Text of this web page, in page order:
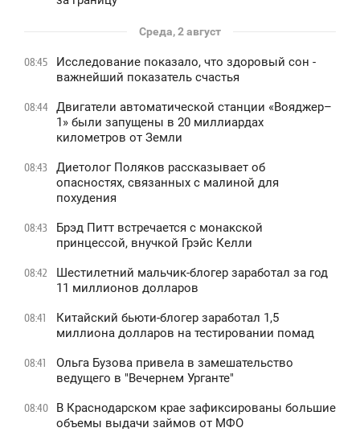
Среда, 2 август
08:45
Исследование показало, что здоровый сон -
важнейший показатель счастья
08:44
Двигатели автоматической станции «Вояджер–
1» были запущены в 20 миллиардах
километров от Земли
08:43
Диетолог Поляков рассказывает об
опасностях, связанных с малиной для
похудения
08:43
Брэд Питт встречается с монакской
принцессой, внучкой Грэйс Келли
08:42
Шестилетний мальчик-блогер заработал за год
11 миллионов долларов
08:41
Китайский бьюти-блогер заработал 1,5
миллиона долларов на тестировании помад
08:41
Ольга Бузова привела в замешательство
ведущего в "Вечернем Урганте"
08:40
В Краснодарском крае зафиксированы большие
объемы выдачи займов от МФО